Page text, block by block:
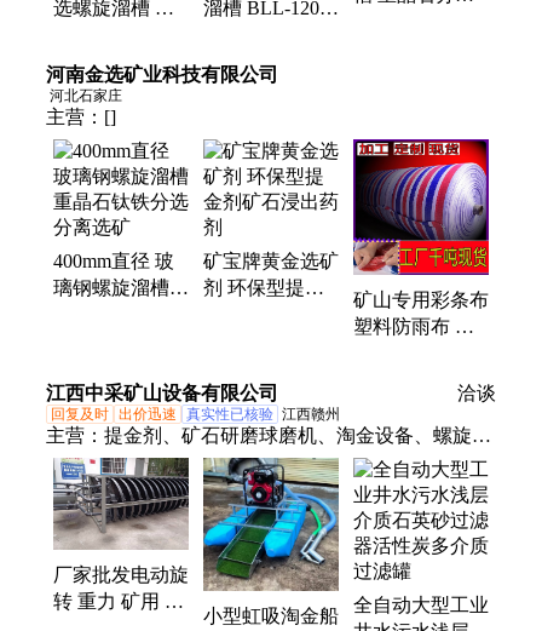
选螺旋溜槽 重
备 BLL1200玻
璃钢耐磨
溜槽 BLL-1200
钛铁硫化金重晶
石分选
河南金选矿业科技有限公司
河北石家庄
主营： []
400mm直径 玻
璃钢螺旋溜槽
矿宝牌黄金选矿
剂 环保型提金
矿山专用彩条布
塑料防雨布 防
耐用耐磨 双面
江西中采矿山设备有限公司 洽谈
回复及时 出价迅速 真实性已核验 江西赣州
主营： 提金剂、矿石研磨球磨机、淘金设备、螺旋溜
槽、黄金选矿剂、彩条布、粘金草、椰壳活性炭、淘
金机、石墨坩埚
厂家批发电动旋
转 重力 矿用 重
小型虹吸淘金船
全自动大型工业